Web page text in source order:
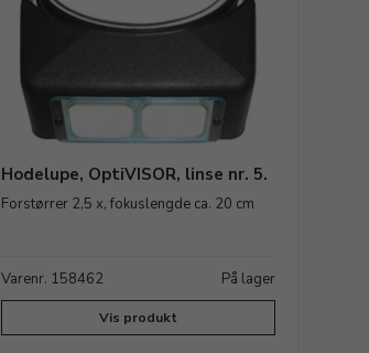
Hodelupe, OptiVISOR, linse nr. 5.
Forstørrer 2,5 x, fokuslengde ca. 20 cm
Varenr. 158462 På lager
Vis produkt